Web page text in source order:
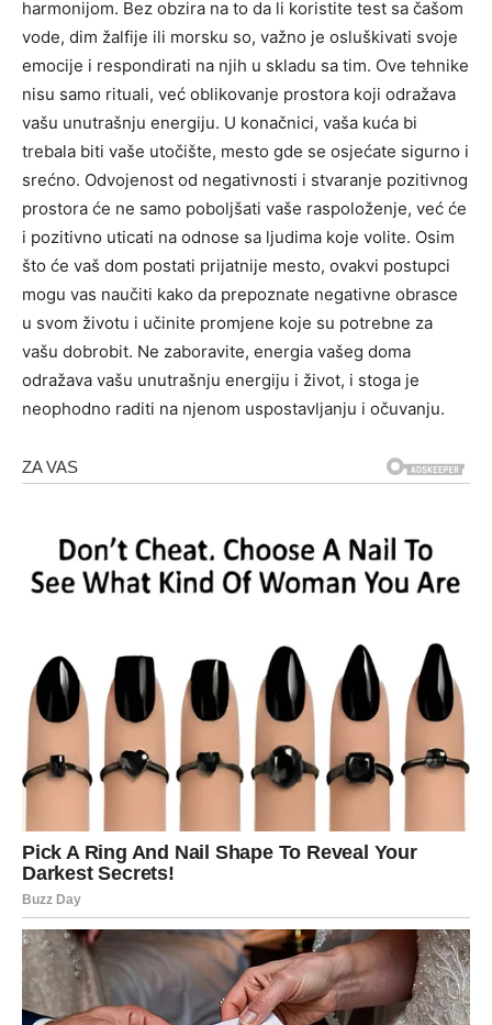
harmonijom. Bez obzira na to da li koristite test sa čašom
vode, dim žalfije ili morsku so, važno je osluškivati svoje
emocije i respondirati na njih u skladu sa tim. Ove tehnike
nisu samo rituali, već oblikovanje prostora koji odražava
vašu unutrašnju energiju. U konačnici, vaša kuća bi
trebala biti vaše utočište, mesto gde se osjećate sigurno i
srećno. Odvojenost od negativnosti i stvaranje pozitivnog
prostora će ne samo poboljšati vaše raspoloženje, već će
i pozitivno uticati na odnose sa ljudima koje volite. Osim
što će vaš dom postati prijatnije mesto, ovakvi postupci
mogu vas naučiti kako da prepoznate negativne obrasce
u svom životu i učinite promjene koje su potrebne za
vašu dobrobit. Ne zaboravite, energia vašeg doma
odražava vašu unutrašnju energiju i život, i stoga je
neophodno raditi na njenom uspostavljanju i očuvanju.